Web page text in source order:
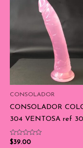
CONSOLADOR
CONSOLADOR
304 VENTOSA ref
Valorado
$39.00